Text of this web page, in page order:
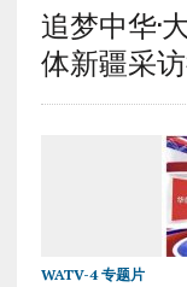
追梦中华·
体新疆采
WATV-4 专题片